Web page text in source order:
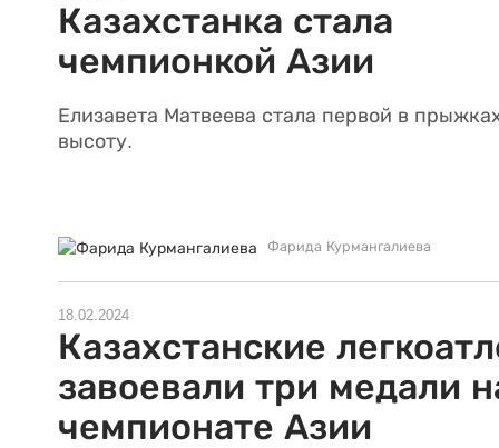
Казахстанка стала
чемпионкой Азии
Елизавета Матвеева стала первой в
высоту.
Фарида Курмангалиева
18.02.2024
Казахстанские
завоевали три медали
чемпионате Азии